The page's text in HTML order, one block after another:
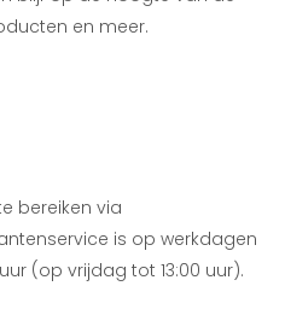
en meer.
bereiken via
is op werkdagen
(op vrijdag tot 13:00 uur).